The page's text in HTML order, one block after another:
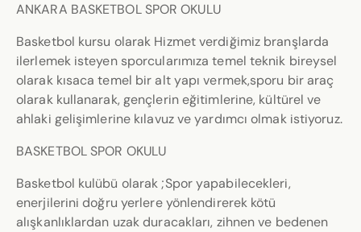
ANKARA BASKETBOL SPOR OKULU
Basketbol kursu olarak Hizmet verdiğimiz branşlarda
ilerlemek isteyen sporcularımıza temel teknik bireysel
olarak kısaca temel bir alt yapı vermek,sporu bir araç
olarak kullanarak, gençlerin eğitimlerine, kültürel ve
ahlaki gelişimlerine kılavuz ve yardımcı olmak istiyoruz.
BASKETBOL SPOR OKULU
Basketbol kulübü olarak ;Spor yapabilecekleri,
enerjilerini doğru yerlere yönlendirerek kötü
alışkanlıklardan uzak duracakları, zihnen ve bedenen